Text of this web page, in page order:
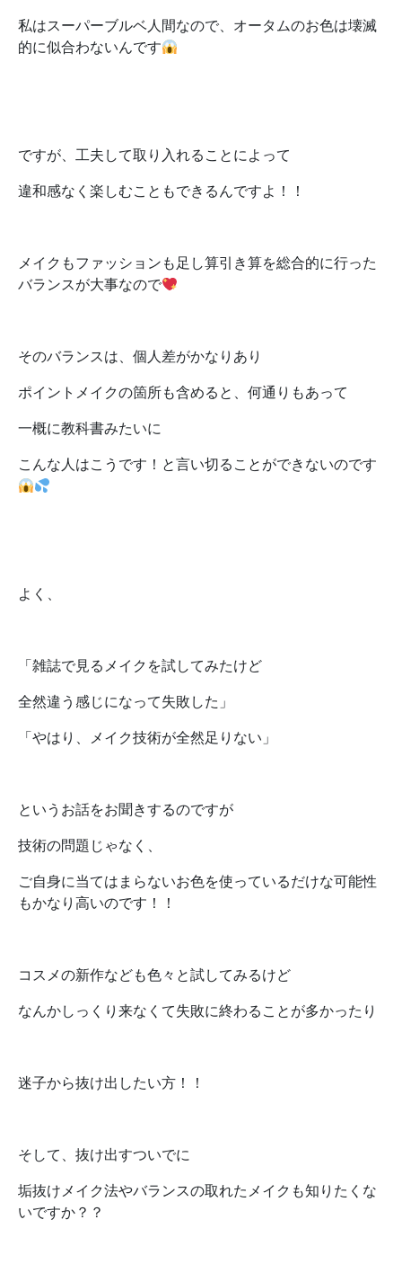
私はスーパーブルベ人間なので、オータムのお色は壊滅
的に似合わないんです
ですが、工夫して取り入れることによって
違和感なく楽しむこともできるんですよ！！
メイクもファッションも足し算引き算を総合的に行った
バランスが大事なので
そのバランスは、個人差がかなりあり
ポイントメイクの箇所も含めると、何通りもあって
一概に教科書みたいに
こんな人はこうです！と言い切ることができないのです
よく、
「雑誌で見るメイクを試してみたけど
全然違う感じになって失敗した」
「やはり、メイク技術が全然足りない」
というお話をお聞きするのですが
技術の問題じゃなく、
ご自身に当てはまらないお色を使っているだけな可能性
もかなり高いのです！！
コスメの新作なども色々と試してみるけど
なんかしっくり来なくて失敗に終わることが多かったり
迷子から抜け出したい方！！
そして、抜け出すついでに
垢抜けメイク法やバランスの取れたメイクも知りたくな
いですか？？